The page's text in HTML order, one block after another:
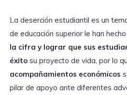
La deserción estudiantil es un
de educación superior le han
la cifra y lograr que sus
éxito su proyecto de vida, por lo
acompañamientos económicos
pilar de apoyo ante diferentes